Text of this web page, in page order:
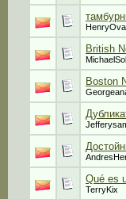
British
Boston
Qué es
TerryKix